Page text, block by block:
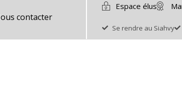
contacter
Espace élus
Se rendre au Siahvy